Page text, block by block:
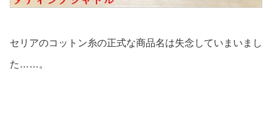
セリアのコットン糸の正式な商品名は失念していまいまし
た……。